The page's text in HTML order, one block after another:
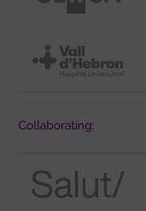
Collaborating: